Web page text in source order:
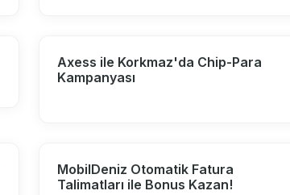
Axess ile Korkmaz'da Chip-Para
Kampanyası
MobilDeniz Otomatik Fatura
Talimatları ile Bonus Kazan!